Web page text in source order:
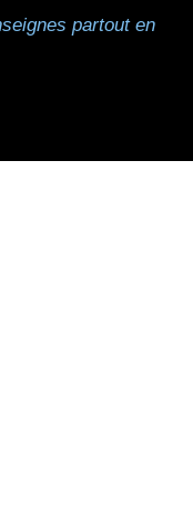
partout en